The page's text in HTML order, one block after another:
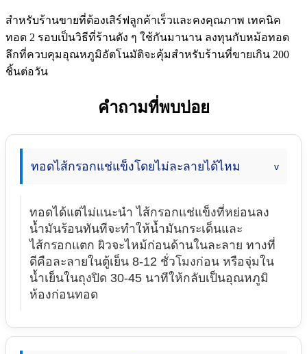
สำหรับร้านขายที่ต้องเสิร์ฟลูกค้าเร็วและคงคุณภาพ เทคนิค
ทอด 2 รอบเป็นวิธีที่ร้านดัง ๆ ใช้กันมานาน ลงทุนกับหม้อทอด
ลึกที่ควบคุมอุณหภูมิอัตโนมัติจะคุ้มสำหรับร้านที่ขายเกิน 200
ชิ้นต่อวัน
คำถามที่พบบ่อย
ทอดไส้กรอกแช่แข็งโดยไม่ละลายได้ไหม
ทอดได้แต่ไม่แนะนำ ไส้กรอกแช่แข็งที่หย่อนลง
น้ำมันร้อนทันทีจะทำให้น้ำมันกระเด็นและ
ไส้กรอกแตก ผิวจะไหม้ก่อนด้านในละลาย ทางที่
ดีคือละลายในตู้เย็น 8-12 ชั่วโมงก่อน หรือจุ่มใน
น้ำเย็นในถุงปิด 30-45 นาทีให้กลับเป็นอุณหภูมิ
ห้องก่อนทอด